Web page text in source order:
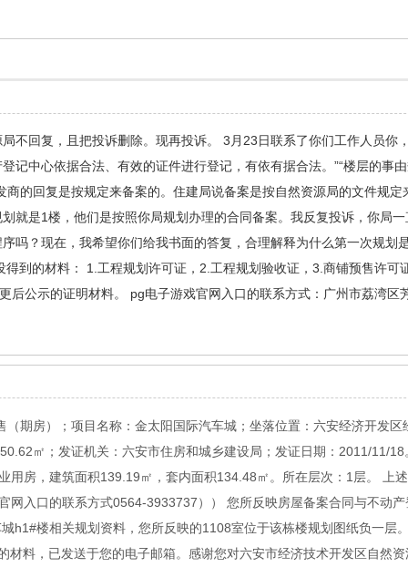
不回复，且把投诉删除。现再投诉。 3月23日联系了你们工作人员你
中心依据合法、有效的证件进行登记，有依有据合法。”“楼层的事
的回复是按规定来备案的。住建局说备案是按自然资源局的文件规
就是1楼，他们是按照你局规划办理的合同备案。我反复投诉，你局
吗？现在，我希望你们给我书面的答复，合理解释为什么第一次规划
到的材料： 1.工程规划许可证，2.工程规划验收证，3.商铺预售许可
公示的证明材料。 pg电子游戏官网入口的联系方式：广州市荔湾区
期房）；项目名称：金太阳国际汽车城；坐落位置：六安经济开发
㎡；发证机关：六安市住房和城乡建设局；发证日期：2011/11/
房，建筑面积139.19㎡，套内面积134.48㎡。所在层次：1层。 上
入口的联系方式0564-3933737）） 您所反映房屋备案合同与不动
楼相关规划资料，您所反映的1108室位于该栋楼规划图纸负一层
料，已发送于您的电子邮箱。感谢您对六安市经济技术开发区自然资